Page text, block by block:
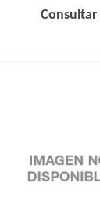
Consultar